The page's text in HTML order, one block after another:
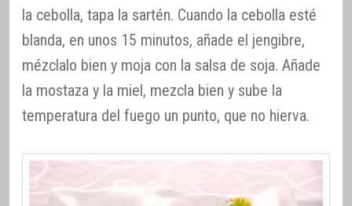
la cebolla, tapa la sartén. Cuando la cebolla esté
blanda, en unos 15 minutos, añade el jengibre,
mézclalo bien y moja con la salsa de soja. Añade
la mostaza y la miel, mezcla bien y sube la
temperatura del fuego un punto, que no hierva.